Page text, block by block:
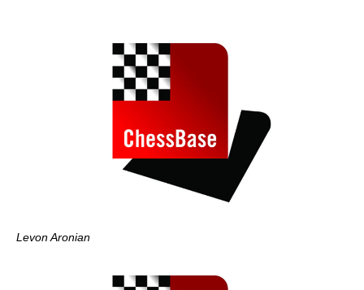
Levon Aronian